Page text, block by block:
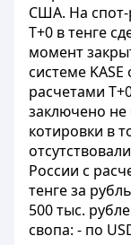
США. На спот-
Т+0 в тенге
момент
системе KASE
расчетами
заключено не
котировки в
России с
тенге за
500 тыс.
свопа: - по